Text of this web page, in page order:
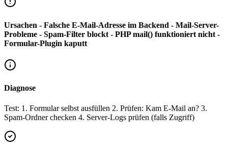
Ursachen - Falsche E-Mail-Adresse im Backend - Mail-Server-
Probleme - Spam-Filter blockt - PHP mail() funktioniert nicht -
Formular-Plugin kaputt
Diagnose
Test: 1. Formular selbst ausfüllen 2. Prüfen: Kam E-Mail an? 3.
Spam-Ordner checken 4. Server-Logs prüfen (falls Zugriff)